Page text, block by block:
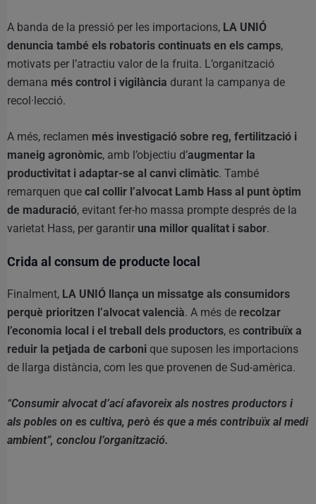
A banda de la pressió per les importacions, LA UNIÓ
denuncia també els robatoris continuats en els camps,
motivats per l’atractiu valor de la fruita. L’organització
demana més control i vigilància durant la campanya de
recol·lecció.
A més, reclamen més investigació sobre reg, fertilització i
maneig agronòmic, amb l’objectiu d’augmentar la
productivitat i adaptar-se al canvi climàtic. També
remarquen que cal collir l’alvocat Lamb Hass al punt òptim
de maduració, evitant fer-ho massa prompte després de la
varietat Hass, per garantir una millor qualitat i sabor.
Crida al consum de producte local
Finalment, LA UNIÓ llança un missatge als consumidors
perquè prioritzen l’alvocat valencià. A més de recolzar
l’economia local i el treball dels productors, es contribuïx a
reduir la petjada de carboni que suposen les importacions
de llarga distància, com les que provenen de Sud-amèrica.
“Consumir alvocat d’ací afavoreix als nostres productors i
als pobles on es cultiva, però és que a més contribuïx al medi
ambient”, conclou l’organització.